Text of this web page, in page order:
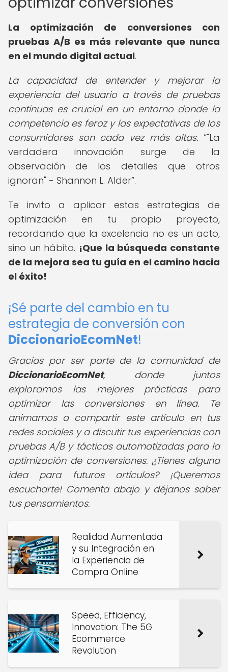
La optimización de conversiones con
pruebas A/B es más relevante que nunca
en el mundo digital actual.
La capacidad de entender y mejorar la
experiencia del usuario a través de pruebas
continuas es crucial en un entorno donde la
competencia es feroz y las expectativas de los
consumidores son cada vez más altas.
"La
verdadera innovación surge de la
observación de los detalles que otros
ignoran" - Shannon L. Alder .
Te invito a aplicar estas estrategias de
optimización en tu propio proyecto,
recordando que la excelencia no es un acto,
sino un hábito. ¡Que la búsqueda constante
de la mejora sea tu guía en el camino hacia
el éxito!
¡Sé parte del cambio en tu
estrategia de conversión con
DiccionarioEcomNet!
Gracias por ser parte de la comunidad de
DiccionarioEcomNet, donde juntos
exploramos las mejores prácticas para
optimizar las conversiones en línea. Te
animamos a compartir este artículo en tus
redes sociales y a discutir tus experiencias con
pruebas A/B y tácticas automatizadas para la
optimización de conversiones. ¿Tienes alguna
idea para futuros artículos? ¡Queremos
escucharte! Comenta abajo y déjanos saber
tus pensamientos.
Realidad Aumentada
y su Integración en
la Experiencia de
Compra Online
Speed, Efficiency,
Innovation: The 5G
Ecommerce
Revolution